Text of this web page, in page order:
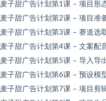
麦子甜广告计划第1课 – 项目形
麦子甜广告计划第2课 – 项目准
麦子甜广告计划第3课 – 赛道选
麦子甜广告计划第4课 – 文案配
麦子甜广告计划第5课 – 导入导
麦子甜广告计划第6课 – 预设模
麦子甜广告计划第7课 – 项目剪